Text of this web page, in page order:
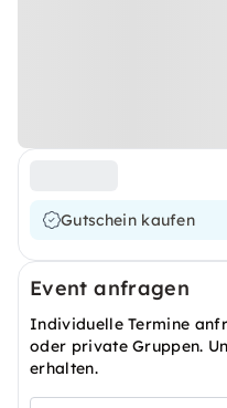
Gutschein kaufen
Event anfragen
Individuelle Termine
oder private Gruppen.
erhalten.